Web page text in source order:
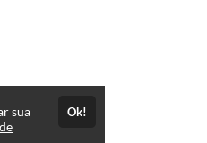
sua
Ok!